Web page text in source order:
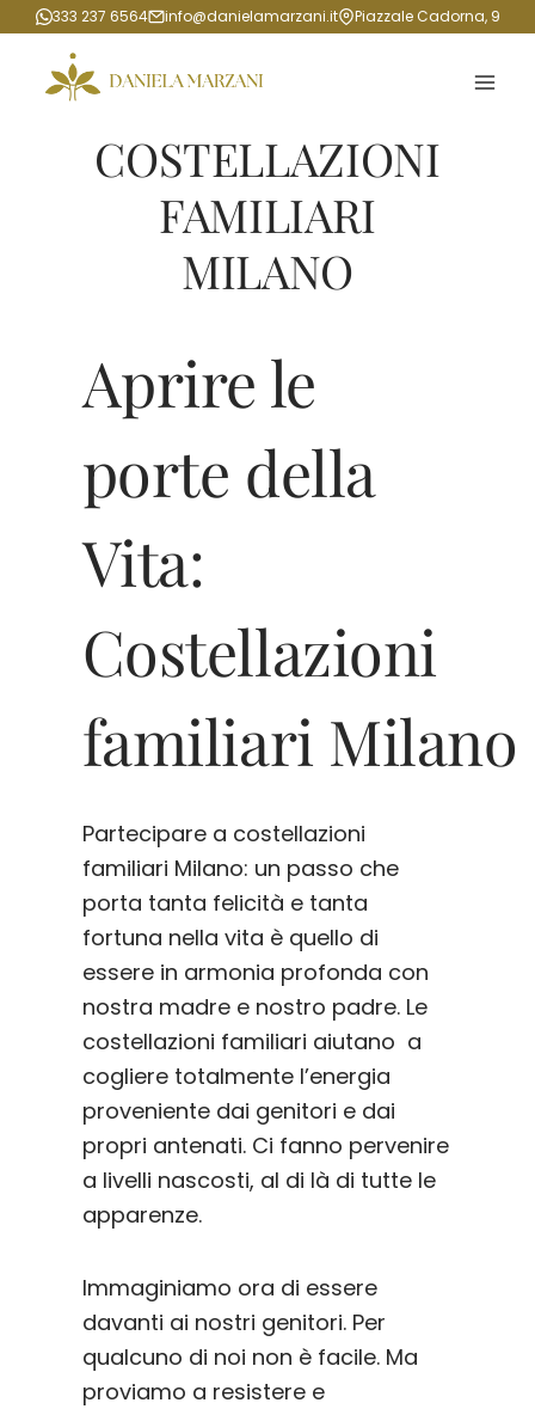
Salta
contenuto
333 237 6564 info@danielamarzani.it Piazzale Cadorna, 9
COSTELLAZIONI
FAMILIARI
MILANO
Aprire le
porte della
Vita:
Costellazioni
familiari Milano
Partecipare a costellazioni
familiari Milano: un passo che
porta tanta felicità e tanta
fortuna nella vita è quello di
essere in armonia profonda con
nostra madre e nostro padre. Le
costellazioni familiari aiutano a
cogliere totalmente l’energia
proveniente dai genitori e dai
propri antenati. Ci fanno pervenire
a livelli nascosti, al di là di tutte le
apparenze.
Immaginiamo ora di essere
davanti ai nostri genitori. Per
qualcuno di noi non è facile. Ma
proviamo a resistere e